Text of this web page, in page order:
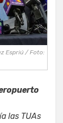
Espriú / Foto:
las TUAs